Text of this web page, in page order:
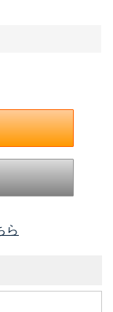
ら